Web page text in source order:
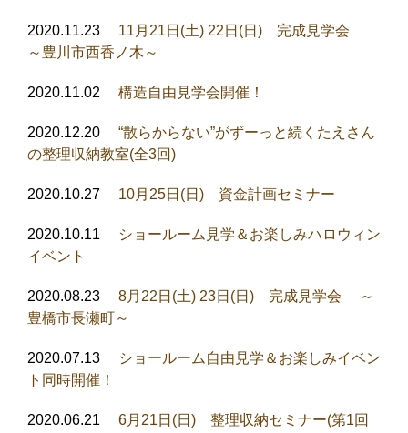
2020.11.23
11月21日(土) 22日(日) 完成見学会
～豊川市西香ノ木～
2020.11.02 構造自由見学会開催！
2020.12.20
“散らからない”がずーっと続くたえさん
の整理収納教室(全3回)
2020.10.27 10月25日(日) 資金計画セミナー
2020.10.11
ショールーム見学＆お楽しみハロウィン
イベント
2020.08.23
8月22日(土) 23日(日) 完成見学会 ～
豊橋市長瀬町～
2020.07.13
ショールーム自由見学＆お楽しみイベン
ト同時開催！
2020.06.21
6月21日(日) 整理収納セミナー(第1回